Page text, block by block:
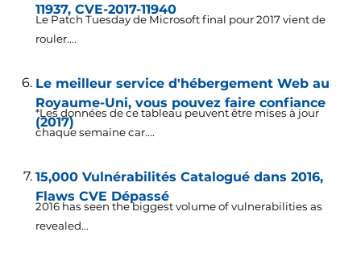
11937, CVE-2017-11940
Le Patch Tuesday de Microsoft final pour 2017 vient de
rouler....
Le meilleur service d'hébergement Web au
Royaume-Uni, vous pouvez faire confiance
(2017)
*Les données de ce tableau peuvent être mises à jour
chaque semaine car....
15,000 Vulnérabilités Catalogué dans 2016,
Flaws CVE Dépassé
2016 has seen the biggest volume of vulnerabilities as
revealed...